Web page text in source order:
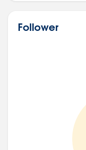
Follower